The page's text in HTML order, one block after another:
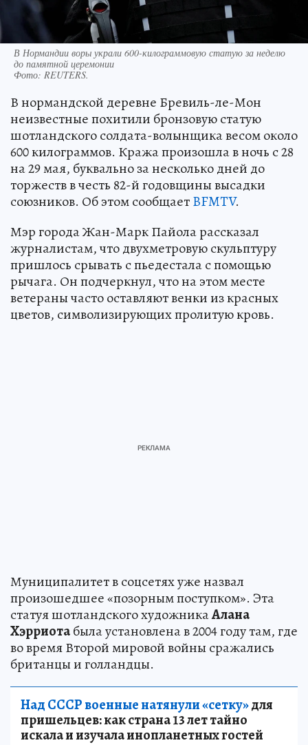
В Нормандии воры украли 600-килограммовую статую за неделю
до памятной церемонии
Фото: REUTERS.
В нормандской деревне Бревиль-ле-Мон
неизвестные похитили бронзовую статую
шотландского солдата-волынщика весом около
600 килограммов. Кража произошла в ночь с 28
на 29 мая, буквально за несколько дней до
торжеств в честь 82-й годовщины высадки
союзников. Об этом сообщаетBFMTV.
Мэр города Жан-Марк Пайола рассказал
журналистам, что двухметровую скульптуру
пришлось срывать с пьедестала с помощью
рычага. Он подчеркнул, что на этом месте
ветераны часто оставляют венки из красных
цветов, символизирующих пролитую кровь.
Муниципалитет в соцсетях уже назвал
произошедшее «позорным поступком». Эта
статуя шотландского художникаАлана
Хэрриотабыла установлена в 2004 году там, где
во время Второй мировой войны сражались
британцы и голландцы.
Над СССР военные натянули «сетку»для
пришельцев: как страна 13 лет тайно
искала и изучала инопланетных гостей